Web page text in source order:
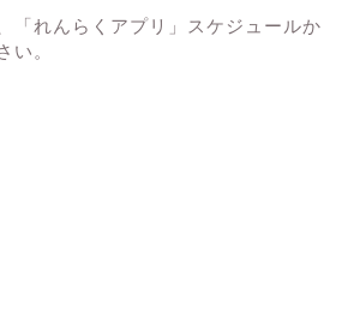
「れんらくアプリ」スケジュールか
い。